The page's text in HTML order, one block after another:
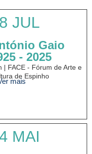
JUL
Gaio
- 2025
| FACE - Fórum de Arte e
de Espinho
mais
MAI